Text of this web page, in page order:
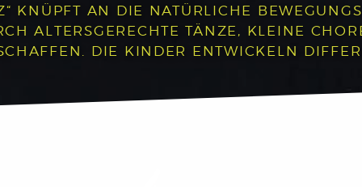
KNÜPFT AN DIE NATÜRLICHE
ALTERSGERECHTE TÄNZE, KLEINE
DIE KINDER ENTWICKELN